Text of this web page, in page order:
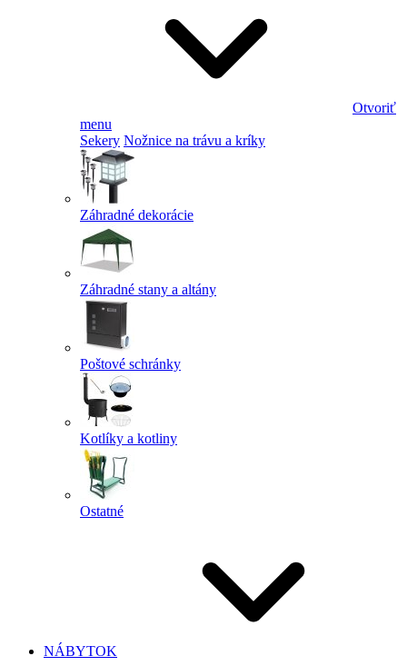
Otvoriť
menu
Sekery Nožnice na trávu a kríky
Záhradné dekorácie
Záhradné stany a altány
Poštové schránky
Kotlíky a kotliny
Ostatné
NÁBYTOK